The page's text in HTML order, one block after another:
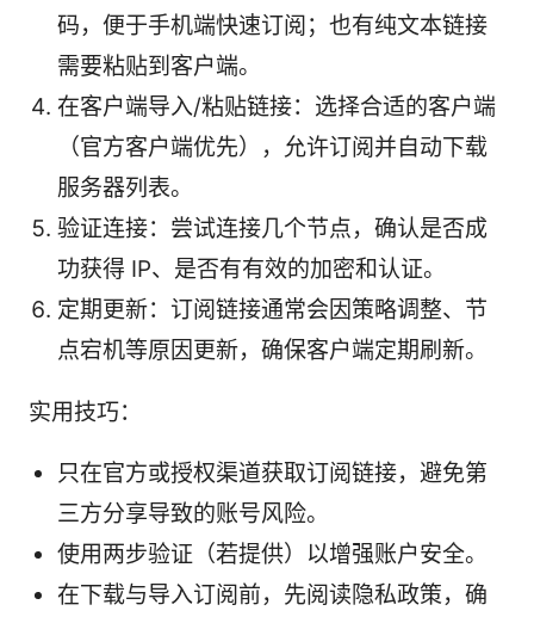
码，便于手机端快速订阅；也有纯文本链接
需要粘贴到客户端。
在客户端导入/粘贴链接：选择合适的客户端
（官方客户端优先），允许订阅并自动下载
服务器列表。
验证连接：尝试连接几个节点，确认是否成
功获得 IP、是否有有效的加密和认证。
定期更新：订阅链接通常会因策略调整、节
点宕机等原因更新，确保客户端定期刷新。
实用技巧：
只在官方或授权渠道获取订阅链接，避免第
三方分享导致的账号风险。
使用两步验证（若提供）以增强账户安全。
在下载与导入订阅前，先阅读隐私政策，确